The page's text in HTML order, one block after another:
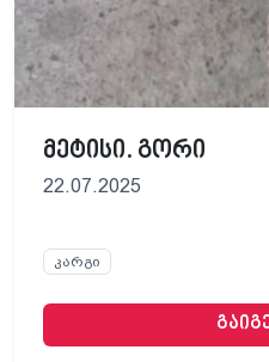
მეტისი. გორი
22.07.2025
კარგი